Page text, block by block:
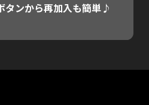
タンから再加入も簡単♪